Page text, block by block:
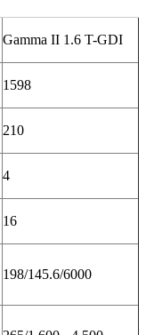
Gamma II 1.6 T-GDI
1598
210
4
16
198/145.6/6000